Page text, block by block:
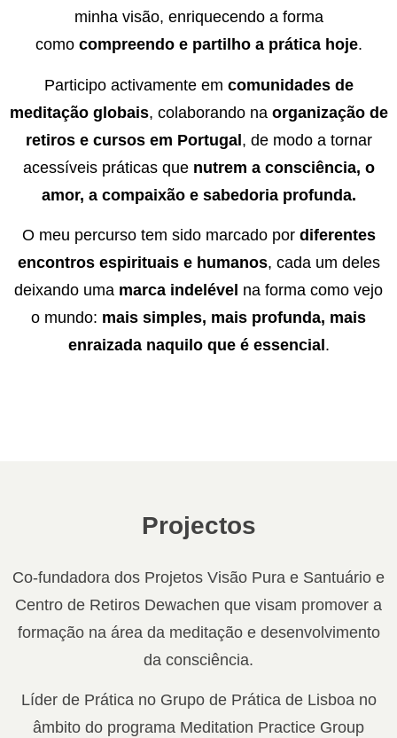
minha visão, enriquecendo a forma
como compreendo e partilho a prática hoje.
Participo activamente em comunidades de
meditação globais, colaborando na organização de
retiros e cursos em Portugal, de modo a tornar
acessíveis práticas que nutrem a consciência, o
amor, a compaixão e sabedoria profunda.
O meu percurso tem sido marcado por diferentes
encontros espirituais e humanos, cada um deles
deixando uma marca indelével na forma como vejo
o mundo: mais simples, mais profunda, mais
enraizada naquilo que é essencial .
Projectos
Co-fundadora dos Projetos Visão Pura e Santuário e
Centro de Retiros Dewachen que visam promover a
formação na área da meditação e desenvolvimento
da consciência.
Líder de Prática no Grupo de Prática de Lisboa no
âmbito do programa Meditation Practice Group